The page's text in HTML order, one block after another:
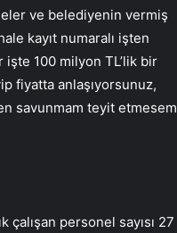
ve belediyenin vermiş
kayıt numaralı işten
işte 100 milyon TL’lik bir
fiyatta anlaşıyorsunuz,
savunmam teyit etmesem
çalışan personel sayısı 27